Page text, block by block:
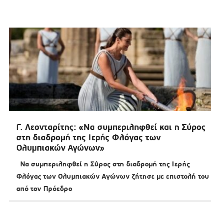
Γ. Λεονταρίτης: «Να συμπεριληφθεί και η Σύρος
στη διαδρομή της Ιερής Φλόγας των
Ολυμπιακών Αγώνων»
Να συμπεριληφθεί η Σύρος στη διαδρομή της Ιερής
Φλόγας των Ολυμπιακών Αγώνων ζήτησε με επιστολή του
από τον Πρόεδρο